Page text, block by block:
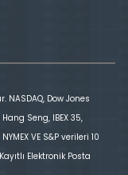
Dow Jones
Seng, IBEX 35,
VE S&P verileri 10
Elektronik Posta